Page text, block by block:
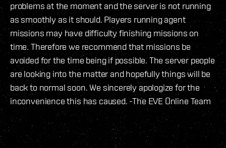
problems at the moment and the server is not running
as smoothly as it should. Players running agent
missions may have difficulty finishing missions on
time. Therefore we recommend that missions be
avoided for the time being if possible. The server people
are looking into the matter and hopefully things will be
back to normal soon. We sincerely apologize for the
inconvenience this has caused. -The EVE Online Team